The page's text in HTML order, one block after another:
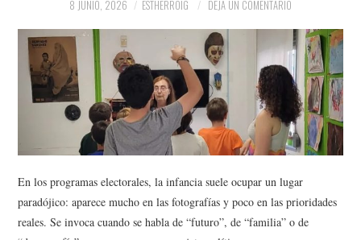
8 JUNIO, 2026 ESTHERROIG DEJA UN COMENTARIO
En los programas electorales, la infancia suele ocupar un lugar
paradójico: aparece mucho en las fotografías y poco en las prioridades
reales. Se invoca cuando se habla de “futuro”, de “familia” o de